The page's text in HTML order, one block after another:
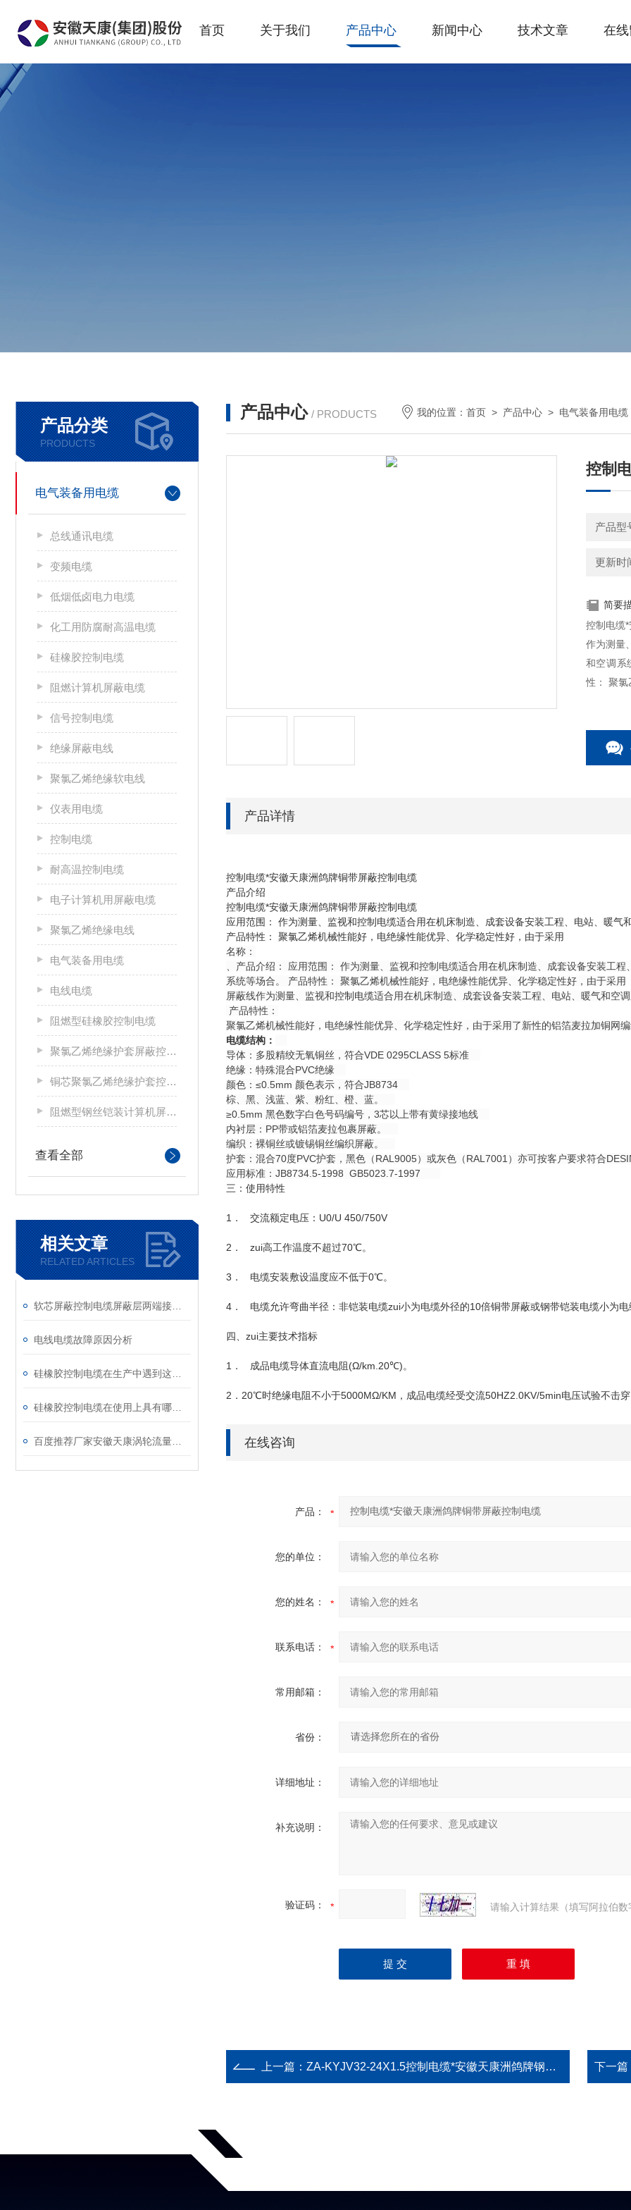
首页 关于我们 产品中心 新闻中心 技术文章 在
产品分类
PRODUCTS
电气装备用电缆
总线通讯电缆
变频电缆
低烟低卤电力电缆
化工用防腐耐高温电缆
硅橡胶控制电缆
阻燃计算机屏蔽电缆
信号控制电缆
绝缘屏蔽电线
聚氯乙烯绝缘软电线
仪表用电缆
控制电缆
耐高温控制电缆
电子计算机用屏蔽电缆
聚氯乙烯绝缘电线
电气装备用电缆
电线电缆
阻燃型硅橡胶控制电缆
聚氯乙烯绝缘护套屏蔽控制电缆
铜芯聚氯乙烯绝缘护套控制电缆
阻燃型钢丝铠装计算机屏蔽电缆
查看全部
相关文章
RELATED ARTICLES
电线电缆故障原因分析
产品中心 / PRODUCTS 我的位置：首页 > 产品中心 > 电气装备用电缆
控制
产品型
更新时
简要
控制电缆
作为测量
和空调系
性： 聚氯
产品详情
控制电缆*安徽天康洲鸽牌铜带屏蔽控制电缆
产品介绍
控制电缆*安徽天康洲鸽牌铜带屏蔽控制电缆
应用范围： 作为测量、监视和控制电缆适合用在机床制造、成套设备安装工程、电站、暖气
产品特性： 聚氯乙烯机械性能好，电绝缘性能优异、化学稳定性好，由于采用
名称：
、产品介绍： 应用范围： 作为测量、监视和控制电缆适合用在机床制造、成套设备安装工
系统等场合。 产品特性： 聚氯乙烯机械性能好，电绝缘性能优异、化学稳定性好，由于采用
屏蔽线作为测量、监视和控制电缆适合用在机床制造、成套设备安装工程、电站、暖气和空
产品特性：
聚氯乙烯机械性能好，电绝缘性能优异、化学稳定性好，由于采用了新性的铝箔麦拉加铜
电缆结构：
导体：多股精绞无氧铜丝，符合VDE 0295CLASS 5标准
绝缘：特殊混合PVC绝缘
颜色：≤0.5mm 颜色表示，符合JB8734
棕、黑、浅蓝、紫、粉红、橙、蓝。
≥0.5mm 黑色数字白色号码编号，3芯以上带有黄绿接地线
内衬层：PP带或铝箔麦拉包裹屏蔽。
编织：裸铜丝或镀锡铜丝编织屏蔽。
护套：混合70度PVC护套，黑色（RAL9005）或灰色（RAL7001）亦可按客户要求符合
应用标准：JB8734.5-1998 GB5023.7-1997
三：使用特性
1． 交流额定电压：U0/U 450/750V
2． zui高工作温度不超过70℃。
3． 电缆安装敷设温度应不低于0℃。
4． 电缆允许弯曲半径：非铠装电缆zui小为电缆外径的10倍铜带屏蔽或钢带铠装电缆小为
四、zui主要技术指标
1． 成品电缆导体直流电阻(Ω/km.20℃)。
2．20℃时绝缘电阻不小于5000MΩ/KM，成品电缆经受交流50HZ2.0KV/5min电压试验不击穿
在线咨询
产品：
您的单位：
您的姓名：
联系电话：
常用邮箱：
省份：
详细地址：
补充说明：
验证码： 请输入计算结果（填写阿拉伯
上一篇： ZA-KYJV32-24X1.5控制电缆*安徽天康洲鸽牌钢丝铠装控制电缆ZA-KYJV32-24X1.5 下一篇